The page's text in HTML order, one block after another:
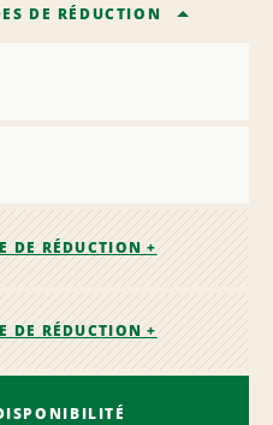
DE RÉDUCTION
DE RÉDUCTION +
DE RÉDUCTION +